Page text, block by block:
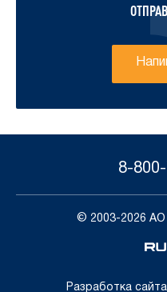
8-
© 2003-2026 АО
Разработка